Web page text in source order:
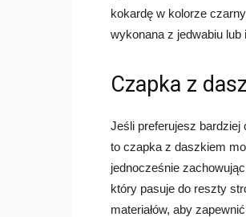
kokardę w kolorze
wykonana z jedwabiu lub
Czapka z
Jeśli preferujesz bardziej
to czapka z daszkiem
jednocześnie
który pasuje do reszty
materiałów, aby